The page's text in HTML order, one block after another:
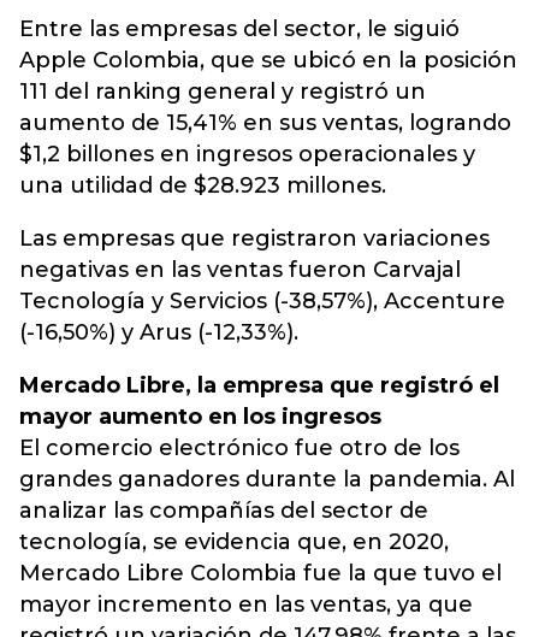
Entre las empresas del sector, le siguió
Apple Colombia, que se ubicó en la posición
111 del ranking general y registró un
aumento de 15,41% en sus ventas, logrando
$1,2 billones en ingresos operacionales y
una utilidad de $28.923 millones.
Las empresas que registraron variaciones
negativas en las ventas fueron Carvajal
Tecnología y Servicios (-38,57%), Accenture
(-16,50%) y Arus (-12,33%).
Mercado Libre, la empresa que registró el
mayor aumento en los ingresos
El comercio electrónico fue otro de los
grandes ganadores durante la pandemia. Al
analizar las compañías del sector de
tecnología, se evidencia que, en 2020,
Mercado Libre Colombia fue la que tuvo el
mayor incremento en las ventas, ya que